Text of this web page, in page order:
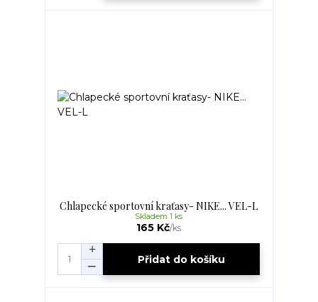
Chlapecké sportovní kraťasy- NIKE... VEL-L
165 Kč/ks
Skladem 1 ks
Přidat do košíku